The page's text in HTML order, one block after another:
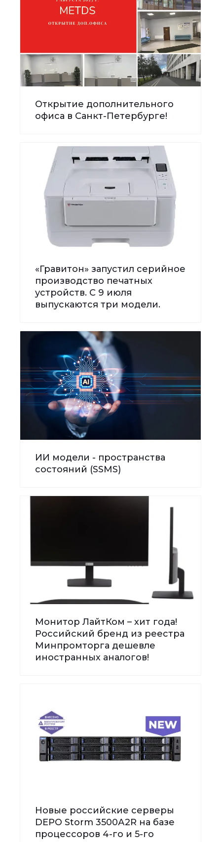
Открытие дополнительного
офиса в Санкт-Петербурге!
«Гравитон» запустил серийное
производство печатных
устройств. С 9 июля
выпускаются три модели.
ИИ модели - пространства
состояний (SSMS)
Монитор ЛайтКом – хит года!
Российский бренд из реестра
Минпромторга дешевле
иностранных аналогов!
Новые российские серверы
DEPO Storm 3500А2R на базе
процессоров 4-го и 5-го